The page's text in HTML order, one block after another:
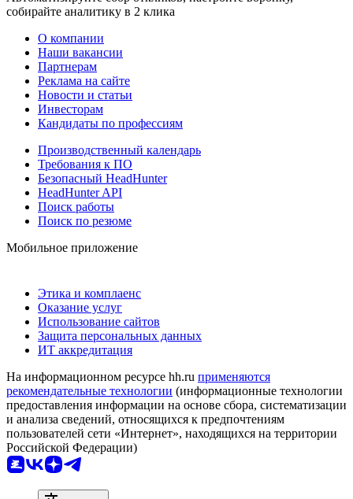
собирайте аналитику в 2 клика
О компании
Наши вакансии
Партнерам
Реклама на сайте
Новости и статьи
Инвесторам
Кандидаты по профессиям
Производственный календарь
Требования к ПО
Безопасный HeadHunter
HeadHunter API
Поиск работы
Поиск по резюме
Мобильное приложение
Этика и комплаенс
Оказание услуг
Использование сайтов
Защита персональных данных
ИТ аккредитация
На информационном ресурсе hh.ru применяются
рекомендательные технологии (информационные технологии
предоставления информации на основе сбора, систематизации
и анализа сведений, относящихся к предпочтениям
пользователей сети «Интернет», находящихся на территории
Российской Федерации)